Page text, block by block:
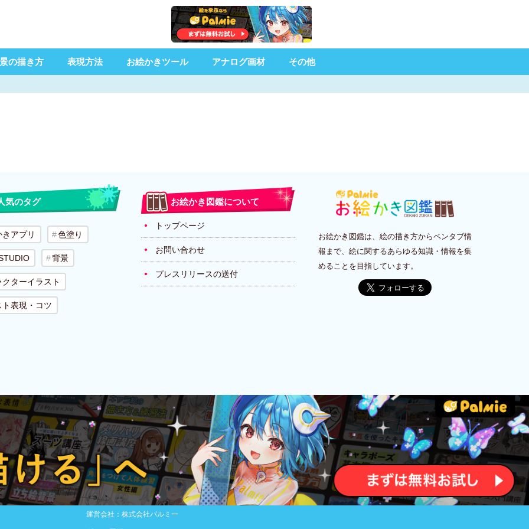
の描き方 表現方法 お絵かきツール アナログ画材 その他
気のタグ
アプリ 色塗り
背景
ターイラスト
ト表現・コツ
お絵かき図鑑について
トップページ
お問い合わせ
プレスリリースの送付
お絵かき図鑑は、絵の描き方からペンタブ情
報まで、絵に関するあらゆる知識・情報を集
めることを目指しています。
運営会社：株式会社パルミー